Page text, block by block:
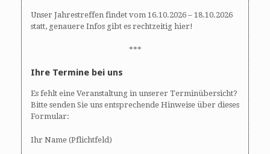
Unser Jahrestreffen findet vom 16.10.2026 – 18.10.2026
statt, genauere Infos gibt es rechtzeitig hier!
***
Ihre Termine bei uns
Es fehlt eine Veranstaltung in unserer Terminübersicht?
Bitte senden Sie uns entsprechende Hinweise über dieses
Formular:
Ihr Name (Pflichtfeld)